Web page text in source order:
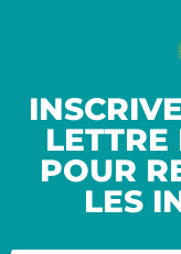
POUR
LES